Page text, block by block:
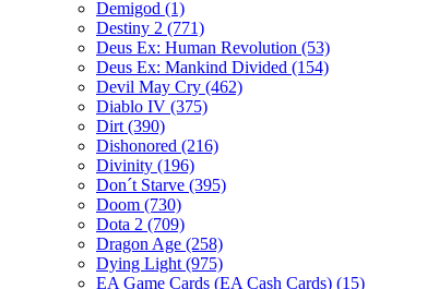
Demigod (1)
Destiny 2 (771)
Deus Ex: Human Revolution (53)
Deus Ex: Mankind Divided (154)
Devil May Cry (462)
Diablo IV (375)
Dirt (390)
Dishonored (216)
Divinity (196)
Don´t Starve (395)
Doom (730)
Dota 2 (709)
Dragon Age (258)
Dying Light (975)
EA Game Cards (EA Cash Cards) (15)